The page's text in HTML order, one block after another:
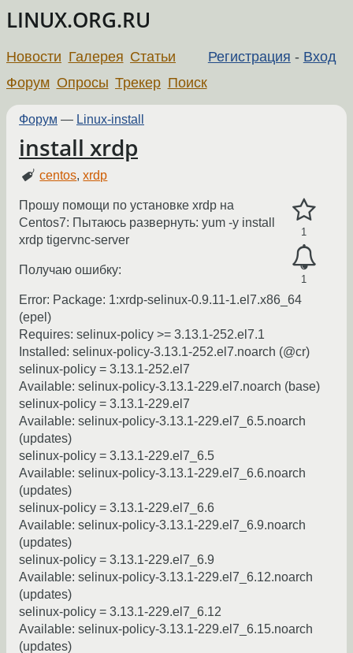
LINUX.ORG.RU
Регистрация - Вход
Новости Галерея Статьи
Форум Опросы Трекер Поиск
Форум — Linux-install
install xrdp
centos,xrdp
1
1
Прошу помощи по установке xrdp на
Centos7: Пытаюсь развернуть: yum -y install
xrdp tigervnc-server
Получаю ошибку:
Error: Package: 1:xrdp-selinux-0.9.11-1.el7.x86_64
(epel)
Requires: selinux-policy >= 3.13.1-252.el7.1
Installed: selinux-policy-3.13.1-252.el7.noarch (@cr)
selinux-policy = 3.13.1-252.el7
Available: selinux-policy-3.13.1-229.el7.noarch (base)
selinux-policy = 3.13.1-229.el7
Available: selinux-policy-3.13.1-229.el7_6.5.noarch
(updates)
selinux-policy = 3.13.1-229.el7_6.5
Available: selinux-policy-3.13.1-229.el7_6.6.noarch
(updates)
selinux-policy = 3.13.1-229.el7_6.6
Available: selinux-policy-3.13.1-229.el7_6.9.noarch
(updates)
selinux-policy = 3.13.1-229.el7_6.9
Available: selinux-policy-3.13.1-229.el7_6.12.noarch
(updates)
selinux-policy = 3.13.1-229.el7_6.12
Available: selinux-policy-3.13.1-229.el7_6.15.noarch
(updates)